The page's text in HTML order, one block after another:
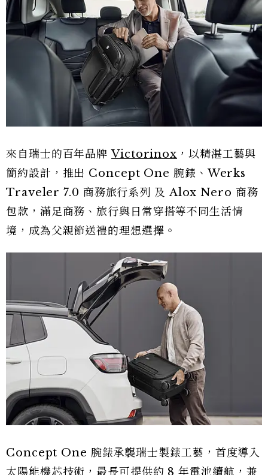
來自瑞士的百年品牌Victorinox ，以精湛工藝與
簡約設計，推出 Concept One 腕錶、Werks
Traveler 7.0 商務旅行系列 及 Alox Nero 商務
包款，滿足商務、旅行與日常穿搭等不同生活情
境，成為父親節送禮的理想選擇。
Concept One 腕錶承襲瑞士製錶工藝，首度導入
太陽能機芯技術，最長可提供約 8 年電池續航，兼